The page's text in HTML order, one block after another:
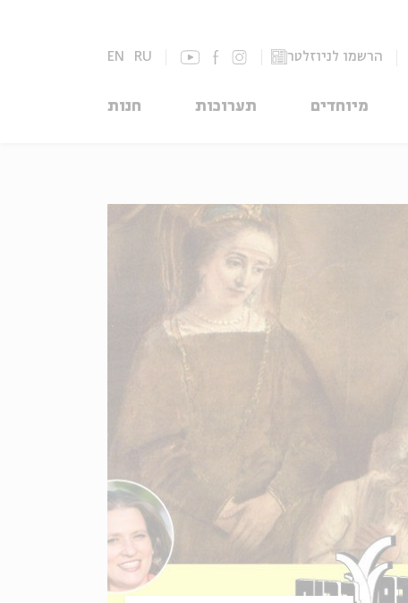
הרשמו לניוזלטר EN RU
מיוחדים תערוכות חנות